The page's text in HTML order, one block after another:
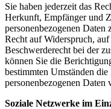
Sie haben jederzeit das
Herkunft, Empfänger und
personenbezogenen Daten
Recht auf Widerspruch,
Beschwerderecht bei der
können Sie die
bestimmten Umständen
personenbezogenen Daten
Soziale Netzwerke im